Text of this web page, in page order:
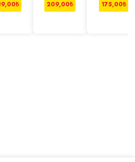
600
ml
₺ Şampuanı 360
ml
209,00₺ 500 ml
175,00₺